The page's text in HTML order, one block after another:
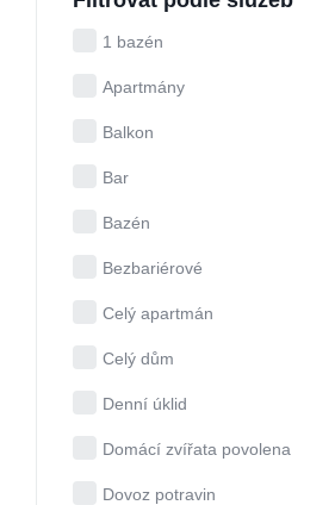
1 bazén
Apartmány
Balkon
Bar
Bazén
Bezbariérové
Celý apartmán
Celý dům
Denní úklid
Domácí zvířata povolena
Dovoz potravin